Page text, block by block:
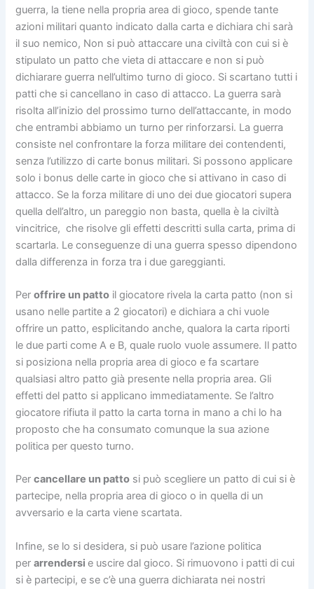
guerra, la tiene nella propria area di gioco, spende tante
azioni militari quanto indicato dalla carta e dichiara chi sarà
il suo nemico, Non si può attaccare una civiltà con cui si è
stipulato un patto che vieta di attaccare e non si può
dichiarare guerra nell’ultimo turno di gioco. Si scartano tutti i
patti che si cancellano in caso di attacco. La guerra sarà
risolta all’inizio del prossimo turno dell’attaccante, in modo
che entrambi abbiamo un turno per rinforzarsi. La guerra
consiste nel confrontare la forza militare dei contendenti,
senza l’utilizzo di carte bonus militari. Si possono applicare
solo i bonus delle carte in gioco che si attivano in caso di
attacco. Se la forza militare di uno dei due giocatori supera
quella dell’altro, un pareggio non basta, quella è la civiltà
vincitrice, che risolve gli effetti descritti sulla carta, prima di
scartarla. Le conseguenze di una guerra spesso dipendono
dalla differenza in forza tra i due gareggianti.
Peroffrire un patto il giocatore rivela la carta patto (non si
usano nelle partite a 2 giocatori) e dichiara a chi vuole
offrire un patto, esplicitando anche, qualora la carta riporti
le due parti come A e B, quale ruolo vuole assumere. Il patto
si posiziona nella propria area di gioco e fa scartare
qualsiasi altro patto già presente nella propria area. Gli
effetti del patto si applicano immediatamente. Se l’altro
giocatore rifiuta il patto la carta torna in mano a chi lo ha
proposto che ha consumato comunque la sua azione
politica per questo turno.
Percancellare un patto si può scegliere un patto di cui si è
partecipe, nella propria area di gioco o in quella di un
avversario e la carta viene scartata.
Infine, se lo si desidera, si può usare l’azione politica
perarrendersie uscire dal gioco. Si rimuovono i patti di cui
si è partecipi, e se c’è una guerra dichiarata nei nostri